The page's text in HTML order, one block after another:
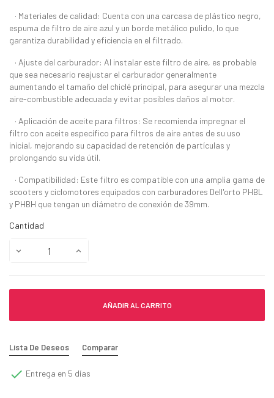
· Materiales de calidad: Cuenta con una carcasa de plástico negro,
espuma de filtro de aire azul y un borde metálico pulido, lo que
garantiza durabilidad y eficiencia en el filtrado.
· Ajuste del carburador: Al instalar este filtro de aire, es probable
que sea necesario reajustar el carburador generalmente
aumentando el tamaño del chiclé principal, para asegurar una mezcla
aire-combustible adecuada y evitar posibles daños al motor.
· Aplicación de aceite para filtros: Se recomienda impregnar el
filtro con aceite específico para filtros de aire antes de su uso
inicial, mejorando su capacidad de retención de partículas y
prolongando su vida útil.
· Compatibilidad: Este filtro es compatible con una amplia gama de
scooters y ciclomotores equipados con carburadores Dell'orto PHBL
y PHBH que tengan un diámetro de conexión de 39mm.
Cantidad
AÑADIR AL CARRITO
Lista De Deseos Comparar
 Entrega en 5 días